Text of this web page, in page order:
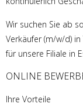
Wir suchen Sie ab
Verkäufer (m/w/d)
für unsere Filiale in
ONLINE
Ihre Vorteile